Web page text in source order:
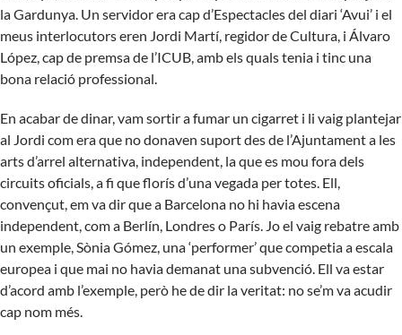
la Gardunya. Un servidor era cap d’Espectacles del diari ‘Avui’ i el
meus interlocutors eren Jordi Martí, regidor de Cultura, i Álvaro
López, cap de premsa de l’ICUB, amb els quals tenia i tinc una
bona relació professional.
En acabar de dinar, vam sortir a fumar un cigarret i li vaig plantejar
al Jordi com era que no donaven suport des de l’Ajuntament a les
arts d’arrel alternativa, independent, la que es mou fora dels
circuits oficials, a fi que florís d’una vegada per totes. Ell,
convençut, em va dir que a Barcelona no hi havia escena
independent, com a Berlín, Londres o París. Jo el vaig rebatre amb
un exemple, Sònia Gómez, una ‘performer’ que competia a escala
europea i que mai no havia demanat una subvenció. Ell va estar
d’acord amb l’exemple, però he de dir la veritat: no se’m va acudir
cap nom més.